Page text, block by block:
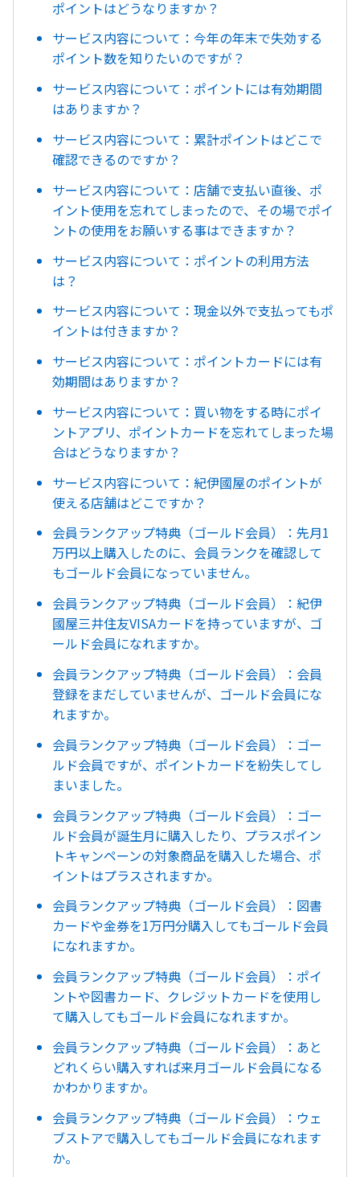
ポイントはどうなりますか？
サービス内容について：今年の年末で失効する
ポイント数を知りたいのですが？
サービス内容について：ポイントには有効期間
はありますか？
サービス内容について：累計ポイントはどこで
確認できるのですか？
サービス内容について：店舗で支払い直後、ポ
イント使用を忘れてしまったので、その場でポイ
ントの使用をお願いする事はできますか？
サービス内容について：ポイントの利用方法
は？
サービス内容について：現金以外で支払ってもポ
イントは付きますか？
サービス内容について：ポイントカードには有
効期間はありますか？
サービス内容について：買い物をする時にポイ
ントアプリ、ポイントカードを忘れてしまった場
合はどうなりますか？
サービス内容について：紀伊國屋のポイントが
使える店舗はどこですか？
会員ランクアップ特典（ゴールド会員）：先月1
万円以上購入したのに、会員ランクを確認して
もゴールド会員になっていません。
会員ランクアップ特典（ゴールド会員）：紀伊
國屋三井住友VISAカードを持っていますが、ゴ
ールド会員になれますか。
会員ランクアップ特典（ゴールド会員）：会員
登録をまだしていませんが、ゴールド会員にな
れますか。
会員ランクアップ特典（ゴールド会員）：ゴー
ルド会員ですが、ポイントカードを紛失してし
まいました。
会員ランクアップ特典（ゴールド会員）：ゴー
ルド会員が誕生月に購入したり、プラスポイン
トキャンペーンの対象商品を購入した場合、ポ
イントはプラスされますか。
会員ランクアップ特典（ゴールド会員）：図書
カードや金券を1万円分購入してもゴールド会員
になれますか。
会員ランクアップ特典（ゴールド会員）：ポイ
ントや図書カード、クレジットカードを使用し
て購入してもゴールド会員になれますか。
会員ランクアップ特典（ゴールド会員）：あと
どれくらい購入すれば来月ゴールド会員になる
かわかりますか。
会員ランクアップ特典（ゴールド会員）：ウェ
ブストアで購入してもゴールド会員になれます
か。